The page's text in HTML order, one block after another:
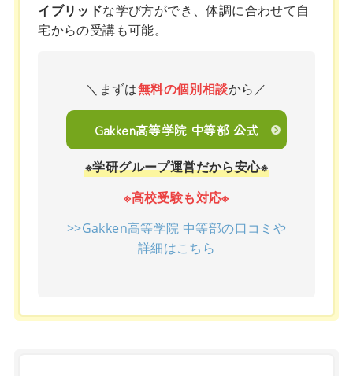
イブリッドな学び方ができ、体調に合わせて自
宅からの受講も可能。
＼まずは無料の個別相談から／
Gakken高等学院 中等部 公式
※学研グループ運営だから安心※
※高校受験も対応※
>>Gakken高等学院 中等部の口コミや
詳細はこちら